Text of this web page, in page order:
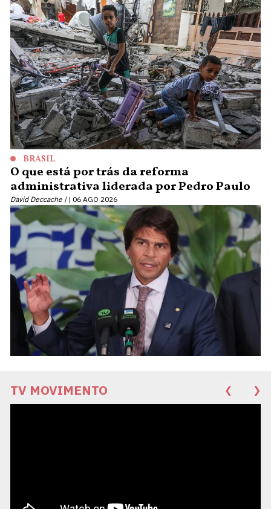
BRASIL
O que está por trás da reforma
administrativa liderada por Pedro Paulo
David Deccache | 06 AGO 2026
TV MOVIMENTO ❮ ❯